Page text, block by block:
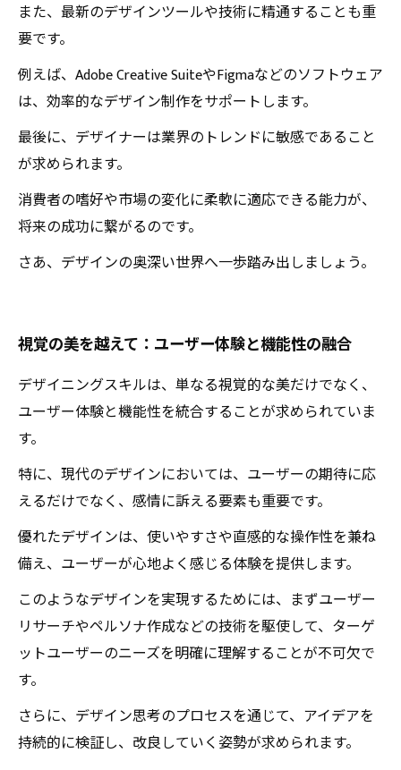
また、最新のデザインツールや技術に精通することも重
要です。
例えば、Adobe Creative SuiteやFigmaなどのソフトウェア
は、効率的なデザイン制作をサポートします。
最後に、デザイナーは業界のトレンドに敏感であること
が求められます。
消費者の嗜好や市場の変化に柔軟に適応できる能力が、
将来の成功に繋がるのです。
さあ、デザインの奥深い世界へ一歩踏み出しましょう。
視覚の美を越えて：ユーザー体験と機能性の融合
デザイニングスキルは、単なる視覚的な美だけでなく、
ユーザー体験と機能性を統合することが求められていま
す。
特に、現代のデザインにおいては、ユーザーの期待に応
えるだけでなく、感情に訴える要素も重要です。
優れたデザインは、使いやすさや直感的な操作性を兼ね
備え、ユーザーが心地よく感じる体験を提供します。
このようなデザインを実現するためには、まずユーザー
リサーチやペルソナ作成などの技術を駆使して、ターゲ
ットユーザーのニーズを明確に理解することが不可欠で
す。
さらに、デザイン思考のプロセスを通じて、アイデアを
持続的に検証し、改良していく姿勢が求められます。